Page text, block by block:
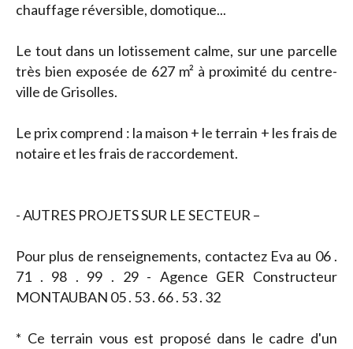
chauffage réversible, domotique...
Le tout dans un lotissement calme, sur une parcelle
très bien exposée de 627 m² à proximité du centre-
ville de Grisolles.
Le prix comprend : la maison + le terrain + les frais de
notaire et les frais de raccordement.
- AUTRES PROJETS SUR LE SECTEUR –
Pour plus de renseignements, contactez Eva au 06 .
71 . 98 . 99 . 29 - Agence GER Constructeur
MONTAUBAN 05 . 53 . 66 . 53 . 32
* Ce terrain vous est proposé dans le cadre d'un